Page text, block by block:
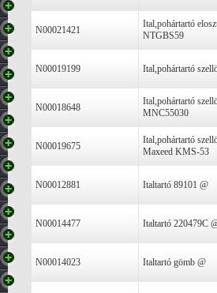
N00021421
Ital,pohártartó
NTGBS59
N00019199 Ital,pohártartó
N00018648
Ital,pohártartó
MNC55030
N00019675
Ital,pohártartó
Maxeed KMS-53
N00012881 Italtartó 89101 @
N00014477 Italtartó 220479C
N00014023 Italtartó gömb @